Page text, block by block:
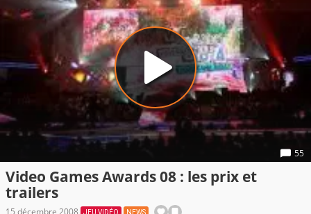
55
Video Games Awards 08 : les prix et
trailers
15 décembre 2008 JEU VIDÉO NEWS